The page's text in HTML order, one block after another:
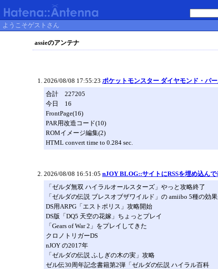
ようこそゲストさん
assieのアンテナ
2026/08/08 17:55:23 ポケットモンスター ダイヤモンド・パ
合計 227205
今日 16
FrontPage(16)
PAR用改造コード(10)
ROMイメージ編集(2)
HTML convert time to 0.284 sec.
2026/08/08 16:51:05 nJOY BLOG::サイトにRSSを埋め込ん
「ゼルダ無双 ハイラルオールスターズ」やっと攻略終了
「ゼルダの伝説 ブレスオブザワイルド」の amiibo 5種の効
DS用ARPG「エストポリス」攻略開始
DS版「DQ5 天空の花嫁」ちょっとプレイ
「Gears of War 2」をプレイしてきた
クロノトリガーDS
nJOY の2017年
「ゼルダの伝説 ふしぎの木の実」攻略
ゼル伝30周年記念書籍第2弾「ゼルダの伝説 ハイラル百科